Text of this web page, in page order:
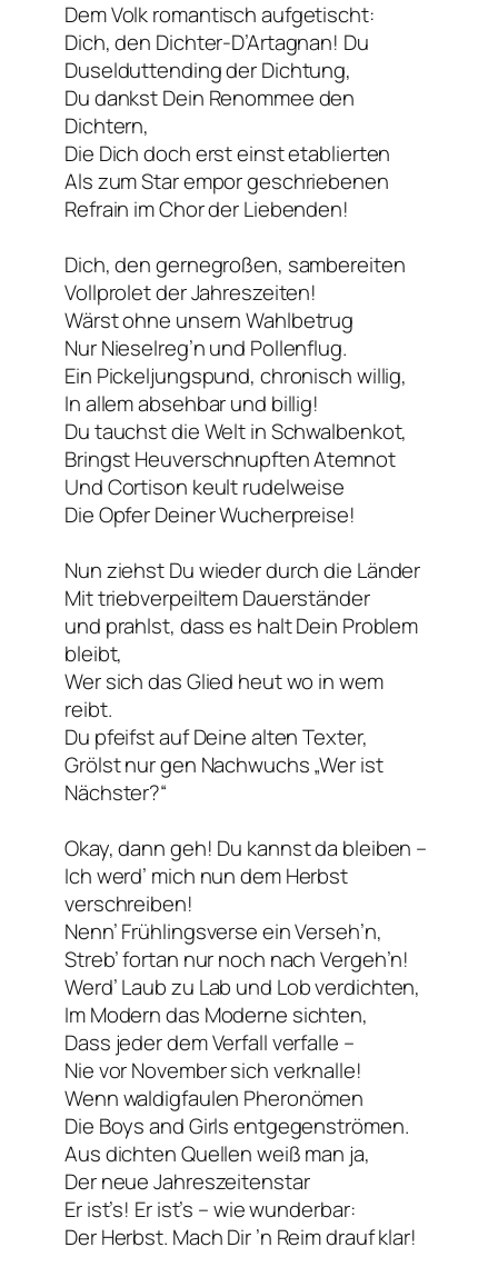
Dem Volk romantisch aufgetischt:
Dich, den Dichter-D’Artagnan! Du
Duselduttending der Dichtung,
Du dankst Dein Renommee den
Dichtern,
Die Dich doch erst einst etablierten
Als zum Star empor geschriebenen
Refrain im Chor der Liebenden!
Dich, den gernegroßen, sambereiten
Vollprolet der Jahreszeiten!
Wärst ohne unsern Wahlbetrug
Nur Nieselreg’n und Pollenflug.
Ein Pickeljungspund, chronisch willig,
In allem absehbar und billig!
Du tauchst die Welt in Schwalbenkot,
Bringst Heuverschnupften Atemnot
Und Cortison keult rudelweise
Die Opfer Deiner Wucherpreise!
Nun ziehst Du wieder durch die Länder
Mit triebverpeiltem Dauerständer
und prahlst, dass es halt Dein Problem
bleibt,
Wer sich das Glied heut wo in wem
reibt.
Du pfeifst auf Deine alten Texter,
Grölst nur gen Nachwuchs „Wer ist
Nächster?“
Okay, dann geh! Du kannst da bleiben –
Ich werd’ mich nun dem Herbst
verschreiben!
Nenn’ Frühlingsverse ein Verseh’n,
Streb’ fortan nur noch nach Vergeh’n!
Werd’ Laub zu Lab und Lob verdichten,
Im Modern das Moderne sichten,
Dass jeder dem Verfall verfalle –
Nie vor November sich verknalle!
Wenn waldigfaulen Pheronömen
Die Boys and Girls entgegenströmen.
Aus dichten Quellen weiß man ja,
Der neue Jahreszeitenstar
Er ist’s! Er ist’s – wie wunderbar:
Der Herbst. Mach Dir ’n Reim drauf klar!